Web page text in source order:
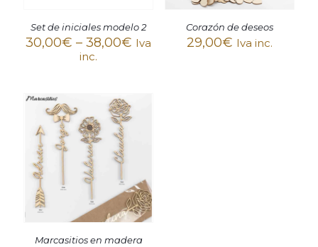
Set de iniciales modelo 2
30,00€ –38,00€ Iva
inc.
Corazón de deseos
29,00€ Iva inc.
Marcasitios en madera